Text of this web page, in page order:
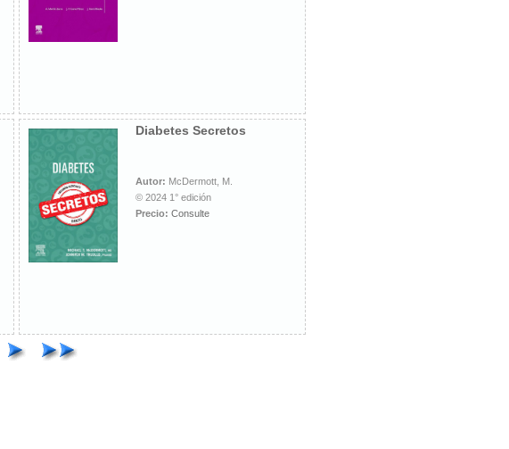
Diabetes Secretos
Autor: McDermott, M.
© 2024 1° edición
Precio: Consulte